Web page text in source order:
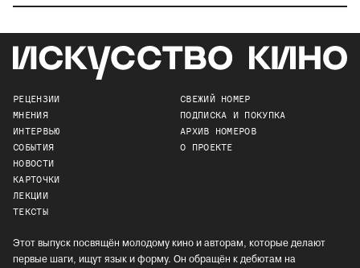
РЕЦЕНЗИИ
МНЕНИЯ
ИНТЕРВЬЮ
СОБЫТИЯ
НОВОСТИ
КАРТОЧКИ
ЛЕКЦИИ
ТЕКСТЫ
СВЕЖИЙ НОМЕР
ПОДПИСКА И ПОКУПКА
АРХИВ НОМЕРОВ
О ПРОЕКТЕ
Этот выпуск посвящён молодому кино и авторам, которые делают
первые шаги, ищут язык и форму. Он обращён к дебютам на